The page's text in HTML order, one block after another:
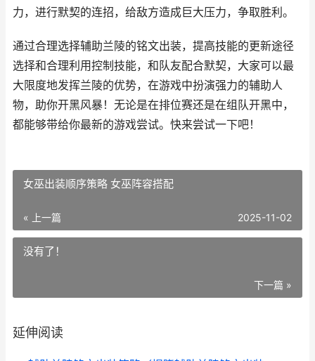
力，进行默契的连招，给敌方造成巨大压力，争取胜利。
通过合理选择辅助兰陵的铭文出装，提高技能的更新途径
选择和合理利用控制技能，和队友配合默契，大家可以最
大限度地发挥兰陵的优势，在游戏中扮演强力的辅助人
物，助你开黑风暴！无论是在排位赛还是在组队开黑中，
都能够带给你最新的游戏尝试。快来尝试一下吧！
女巫出装顺序策略 女巫阵容搭配
« 上一篇 2025-11-02
没有了！
下一篇 »
延伸阅读